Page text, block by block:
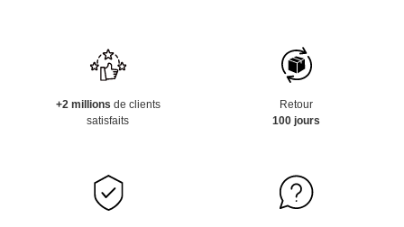
+2 millions de clients
satisfaits
Retour
100 jours